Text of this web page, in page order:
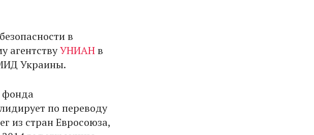
в
агентствуУНИАНв
Украины.
фонда
по переводу
из стран Евросоюза,